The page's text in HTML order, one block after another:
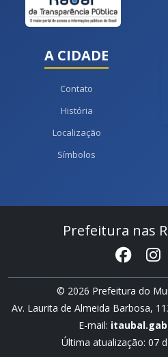
A CIDADE
Contato
História
Localização
Símbolos
Prefeitura nas
© 2026 Prefeitura do
Av. Laurita de Almeida Barbosa,
E-mail:
Última atualização: 07